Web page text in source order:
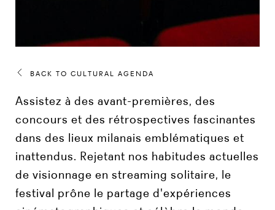
BACK TO CULTURAL AGENDA
Assistez à des avant-premières, des
concours et des rétrospectives fascinantes
dans des lieux milanais emblématiques et
inattendus. Rejetant nos habitudes actuelles
de visionnage en streaming solitaire, le
festival prône le partage d'expériences